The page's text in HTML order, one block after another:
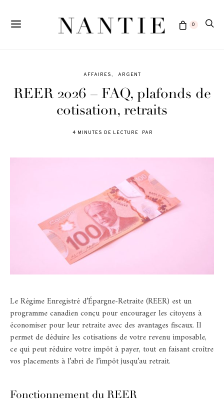
0
AFFAIRES ARGENT
REER 2026 – FAQ, plafonds de
cotisation, retraits
4 MINUTES DE LECTURE PAR
Le Régime Enregistré d’Épargne-Retraite (REER) est un
programme canadien conçu pour encourager les citoyens à
économiser pour leur retraite avec des avantages fiscaux. Il
permet de déduire les cotisations de votre revenu imposable,
ce qui peut réduire votre impôt à payer, tout en faisant croître
vos placements à l’abri de l’impôt jusqu’au retrait.​
Fonctionnement du REER